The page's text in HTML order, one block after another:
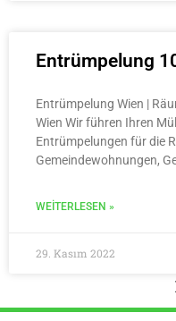
Entrümpelung
Entrümpelung Wien |
Wien Wir führen Ihren
Entrümpelungen für die
Gemeindewohnungen,
WEITERLESEN »
29. Kasım 2022